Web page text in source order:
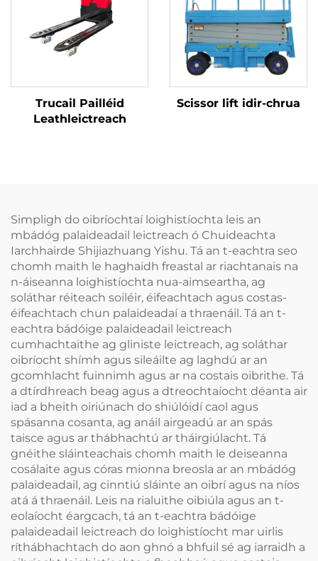
Trucail Pailléid
Leathleictreach
Scissor lift idir-chrua
Simpligh do oibríochtaí loighistíochta leis an
mbádóg palaideadail leictreach ó Chuideachta
Iarchhairde Shijiazhuang Yishu. Tá an t-eachtra seo
chomh maith le haghaidh freastal ar riachtanais na
n-áiseanna loighistíochta nua-aimseartha, ag
soláthar réiteach soiléir, éifeachtach agus costas-
éifeachtach chun palaideadaí a thraenáil. Tá an t-
eachtra bádóige palaideadail leictreach
cumhachtaithe ag gliniste leictreach, ag soláthar
oibríocht shímh agus sileáilte ag laghdú ar an
gcomhlacht fuinnimh agus ar na costais oibrithe. Tá
a dtírdhreach beag agus a dtreochtaíocht déanta air
iad a bheith oiriúnach do shiúlóidí caol agus
spásanna cosanta, ag anáil airgeadú ar an spás
taisce agus ar thábhachtú ar tháirgiúlacht. Tá
gnéithe sláinteachais chomh maith le deiseanna
cosálaite agus córas mionna breosla ar an mbádóg
palaideadail, ag cinntiú sláinte an oibrí agus na níos
atá á thraenáil. Leis na rialuithe oibiúla agus an t-
eolaíocht éargcach, tá an t-eachtra bádóige
palaideadail leictreach do loighistíocht mar uirlis
ríthábhachtach do aon ghnó a bhfuil sé ag iarraidh a